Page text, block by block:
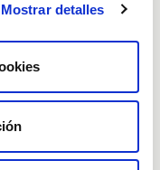
Mostrar detalles